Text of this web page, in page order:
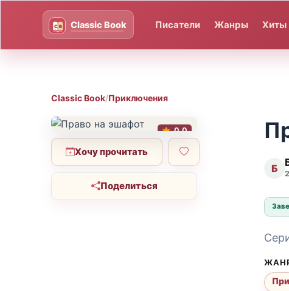
Писатели Жанры Хиты
Classic Book/Приключения
0.0
Хочу прочитать
Поделиться
Б